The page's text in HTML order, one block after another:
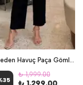
Büyük Beden Havuç Paça Gömlek Yaka Keten İkili Takım - Siyah
35
₺ 1,999.00